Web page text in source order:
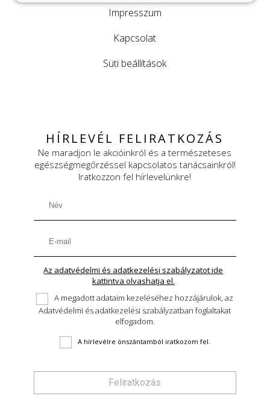
HÍRLEVÉL FELIRATKOZÁS
Ne maradjon le akcióinkról és a természeteses
egészségmegőrzéssel kapcsolatos tanácsainkról!
Iratkozzon fel hírlevelünkre!
Az adatvédelmi és adatkezelési szabályzatot ide
kattintva olvashatja el.
A megadott adataim kezeléséhez hozzájárulok, az
Adatvédelmi és adatkezelési szabályzatban foglaltakat
elfogadom.
A hírlevélre önszántamból iratkozom fel.
Feliratkozás
Impresszum
Kapcsolat
Süti beállítások